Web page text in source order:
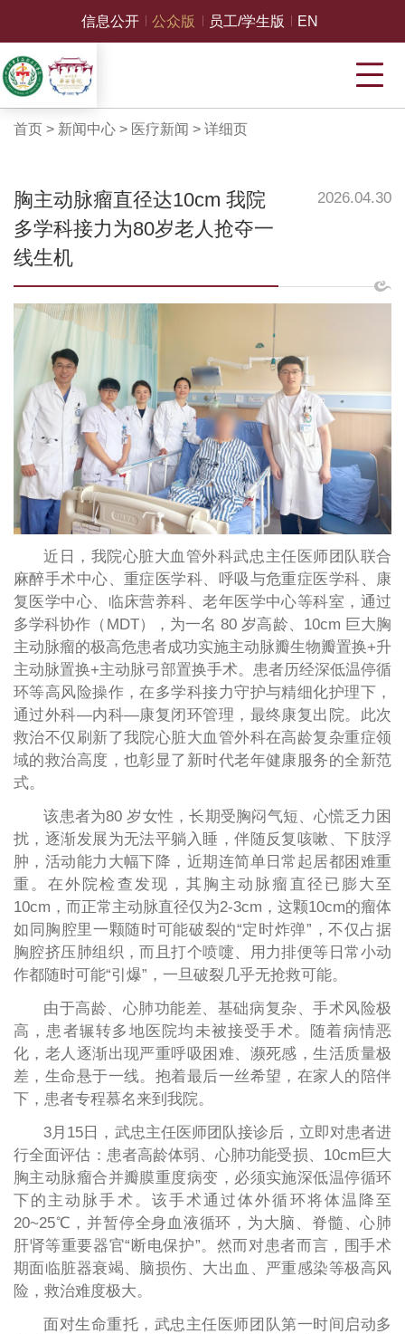
信息公开 公众版 员工/学生版 EN
首页 > 新闻中心> 医疗新闻 > 详细页
胸主动脉瘤直径达10cm 我院
多学科接力为80岁老人抢夺一
线生机
2026.04.30
近日，我院心脏大血管外科武忠主任医师团队联合
麻醉手术中心、重症医学科、呼吸与危重症医学科、康
复医学中心、临床营养科、老年医学中心等科室，通过
多学科协作（MDT），为一名 80 岁高龄、10cm 巨大胸
主动脉瘤的极高危患者成功实施主动脉瓣生物瓣置换+升
主动脉置换+主动脉弓部置换手术。患者历经深低温停循
环等高风险操作，在多学科接力守护与精细化护理下，
通过外科—内科—康复闭环管理，最终康复出院。此次
救治不仅刷新了我院心脏大血管外科在高龄复杂重症领
域的救治高度，也彰显了新时代老年健康服务的全新范
式。
该患者为80 岁女性，长期受胸闷气短、心慌乏力困
扰，逐渐发展为无法平躺入睡，伴随反复咳嗽、下肢浮
肿，活动能力大幅下降，近期连简单日常起居都困难重
重。在外院检查发现，其胸主动脉瘤直径已膨大至
10cm，而正常主动脉直径仅为2-3cm，这颗10cm的瘤体
如同胸腔里一颗随时可能破裂的“定时炸弹”，不仅占据
胸腔挤压肺组织，而且打个喷嚏、用力排便等日常小动
作都随时可能“引爆”，一旦破裂几乎无抢救可能。
由于高龄、心肺功能差、基础病复杂、手术风险极
高，患者辗转多地医院均未被接受手术。随着病情恶
化，老人逐渐出现严重呼吸困难、濒死感，生活质量极
差，生命悬于一线。抱着最后一丝希望，在家人的陪伴
下，患者专程慕名来到我院。
3月15日，武忠主任医师团队接诊后，立即对患者进
行全面评估：患者高龄体弱、心肺功能受损、10cm巨大
胸主动脉瘤合并瓣膜重度病变，必须实施深低温停循环
下的主动脉手术。该手术通过体外循环将体温降至
20~25℃，并暂停全身血液循环，为大脑、脊髓、心肺
肝肾等重要器官“断电保护”。然而对患者而言，围手术
期面临脏器衰竭、脑损伤、大出血、严重感染等极高风
险，救治难度极大。
面对生命重托，武忠主任医师团队第一时间启动多